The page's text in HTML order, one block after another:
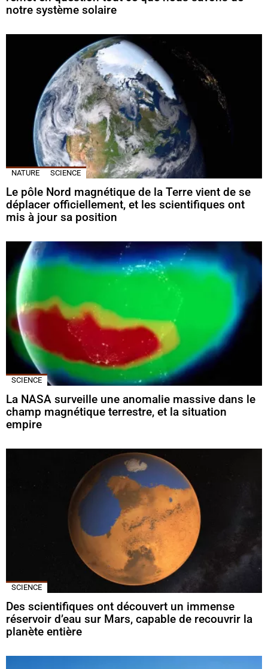
notre système solaire
NATURE SCIENCE
Le pôle Nord magnétique de la Terre vient de se
déplacer officiellement, et les scientifiques ont
mis à jour sa position
SCIENCE
La NASA surveille une anomalie massive dans le
champ magnétique terrestre, et la situation
empire
SCIENCE
Des scientifiques ont découvert un immense
réservoir d’eau sur Mars, capable de recouvrir la
planète entière